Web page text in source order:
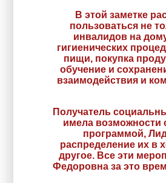
В этой заметке
пользоваться не
инвалидов на
гигиенических
пищи, покупка
обучение и
взаимодействия и
Получатель
имела возможности
программой,
распределение их в
другое. Все эти
Федоровна за это